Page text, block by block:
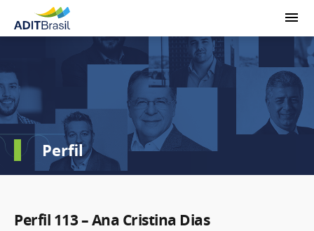
Perfil
Perfil 113 – Ana Cristina Dias